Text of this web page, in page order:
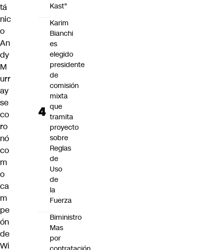
tá
nic
o
An
dy
M
urr
ay
se
co
ro
nó
co
m
o
ca
m
pe
ón
de
Wi
Kast"
Karim
Bianchi
es
elegido
presidente
de
comisión
mixta
que
tramita
proyecto
sobre
Reglas
de
Uso
de
la
Fuerza
Biministro
Mas
por